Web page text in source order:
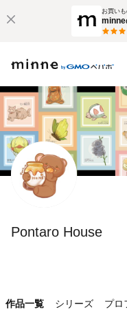
お買い
minne
Pontaro House
作品一覧 シリーズ プロ